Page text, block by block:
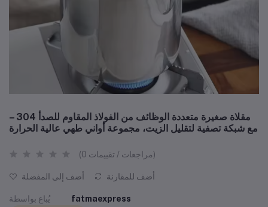
مقلاة صغيرة متعددة الوظائف من الفولاذ المقاوم للصدأ 304 –
مع شبكة تصفية لتقليل الزيت، مجموعة أواني طهي عالية الحرارة
(0 مراجعات / تقييمات)
أضف إلى المفضلة أضف للمقارنة
يُباع بواسطة fatmaexpress